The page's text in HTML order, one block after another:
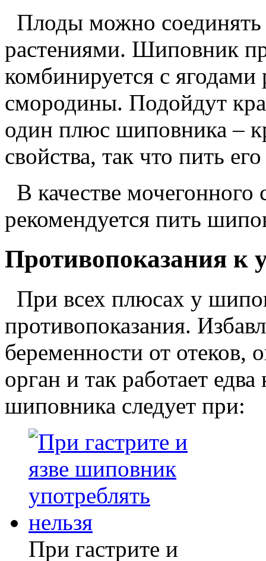
Плоды можно
растениями. Шиповник
комбинируется с
смородины. Подойдут
один плюс шиповника –
свойства, так что пить
В качестве
рекомендуется пить
Противопоказания к
При всех плюсах у
противопоказания.
беременности от отеков,
орган и так работает
шиповника следует при:
При гастрите и